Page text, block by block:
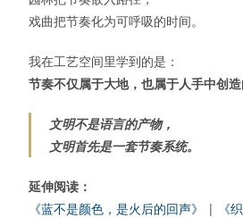
戏曲把节奏化为可呼吸的时间。
我在工艺空间里学到的是：
节奏不仅属于大地，也属于人手中创造
文明不是语言的产物，
文明首先是一套节奏系统。
延伸阅读：
《蓝不是颜色，是火后的回声》
|
《